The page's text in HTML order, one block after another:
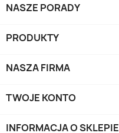
NASZE PORADY
PRODUKTY
NASZA FIRMA
TWOJE KONTO
INFORMACJA O SKLEPIE